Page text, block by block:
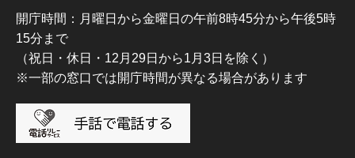
開庁時間：月曜日から金曜日の午前8時45分から午後5時
15分まで
（祝日・休日・12月29日から1月3日を除く）
※一部の窓口では開庁時間が異なる場合があります